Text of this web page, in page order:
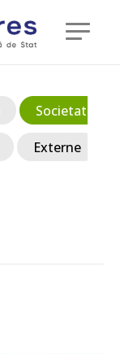
Societate
Externe